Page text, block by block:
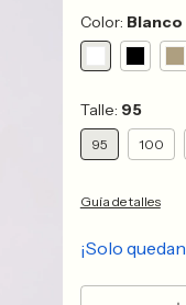
Color: Blanco
Talle: 95
95 100
Guía de talles
¡Solo quedan